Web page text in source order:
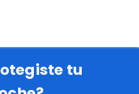
tu